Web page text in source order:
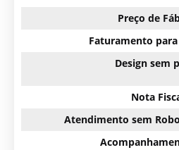
Preço de
Faturamento para
Design sem
Nota
Atendimento sem